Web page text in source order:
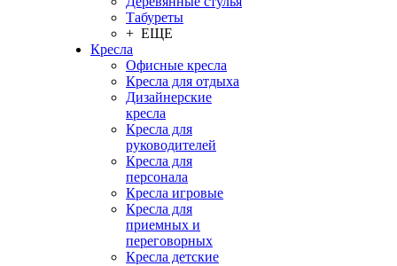
Табуреты
+ ЕЩЕ
Кресла
Офисные кресла
Кресла для отдыха
Дизайнерские
кресла
Кресла для
руководителей
Кресла для
персонала
Кресла игровые
Кресла для
приемных и
переговорных
Кресла детские